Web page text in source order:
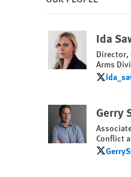
Ida
Director,
Arms
Gerry
Conflict